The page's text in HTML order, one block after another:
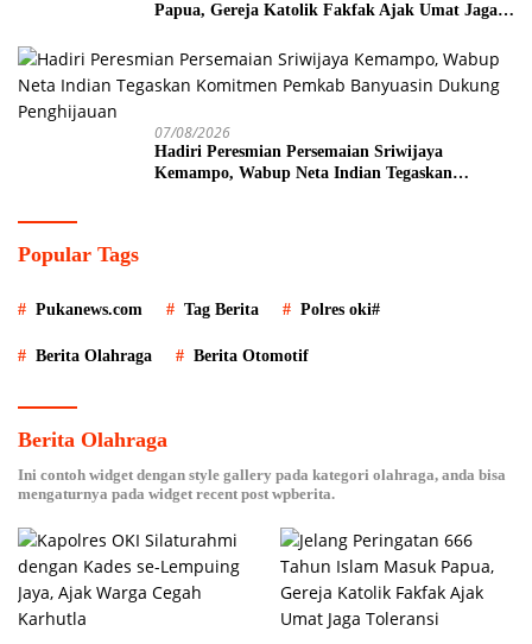
Papua, Gereja Katolik Fakfak Ajak Umat Jaga
07/08/2026
Hadiri Peresmian Persemaian Sriwijaya
Kemampo, Wabup Neta Indian Tegaskan
Popular Tags
Pukanews.com Tag Berita Polres oki#
Berita Olahraga Berita Otomotif
Berita Olahraga
Ini contoh widget dengan style gallery pada kategori olahraga, anda bisa
mengaturnya pada widget recent post wpberita.